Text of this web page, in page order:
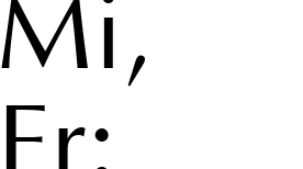
Mi,